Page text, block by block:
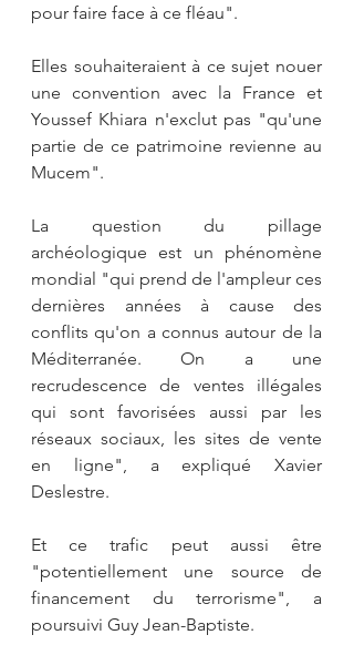
pour faire face à ce fléau".
Elles souhaiteraient à ce sujet nouer
une convention avec la France et
Youssef Khiara n'exclut pas "qu'une
partie de ce patrimoine revienne au
Mucem".
La question du pillage
archéologique est un phénomène
mondial "qui prend de l'ampleur ces
dernières années à cause des
conflits qu'on a connus autour de la
Méditerranée. On a une
recrudescence de ventes illégales
qui sont favorisées aussi par les
réseaux sociaux, les sites de vente
en ligne", a expliqué Xavier
Deslestre.
Et ce trafic peut aussi être
"potentiellement une source de
financement du terrorisme", a
poursuivi Guy Jean-Baptiste.